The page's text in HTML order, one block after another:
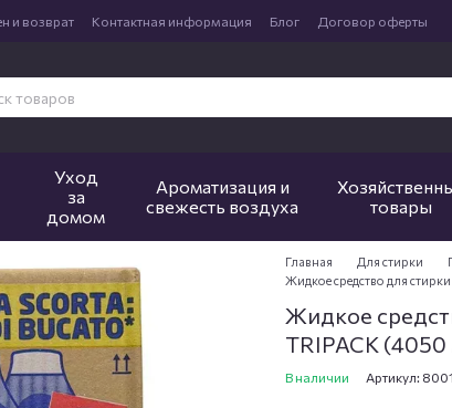
и возврат Контактная информация Блог Договор оферты
Уход
за
домом
Ароматизация и
свежесть воздуха
товары
Главная Для стирки
Жидкое средство для
Жидкое
TRIPACK
В наличии Артикул: